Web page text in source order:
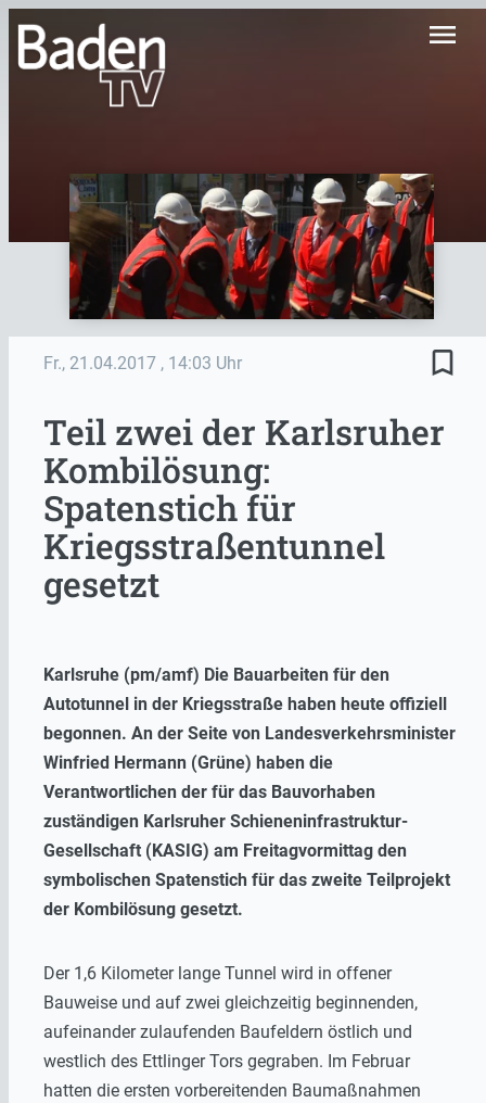
menu
Fr., 21.04.2017 , 14:03 Uhr bookmark_border
Teil zwei der Karlsruher
Kombilösung:
Spatenstich für
Kriegsstraßentunnel
gesetzt
Karlsruhe (pm/amf) Die Bauarbeiten für den
Autotunnel in der Kriegsstraße haben heute offiziell
begonnen. An der Seite von Landesverkehrsminister
Winfried Hermann (Grüne) haben die
Verantwortlichen der für das Bauvorhaben
zuständigen Karlsruher Schieneninfrastruktur-
Gesellschaft (KASIG) am Freitagvormittag den
symbolischen Spatenstich für das zweite Teilprojekt
der Kombilösung gesetzt.
Der 1,6 Kilometer lange Tunnel wird in offener
Bauweise und auf zwei gleichzeitig beginnenden,
aufeinander zulaufenden Baufeldern östlich und
westlich des Ettlinger Tors gegraben. Im Februar
hatten die ersten vorbereitenden Baumaßnahmen